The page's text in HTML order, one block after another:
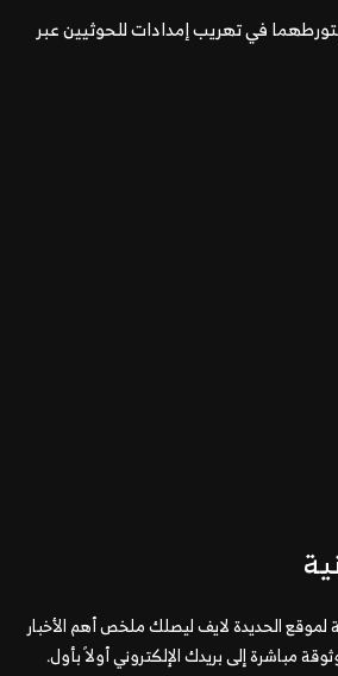
في تهريب إمدادات للحوثيين عبر
لموقع الحديدة لايف ليصلك ملخص أهم الأخبار
مباشرة إلى بريدك الإلكتروني أولاً بأول.